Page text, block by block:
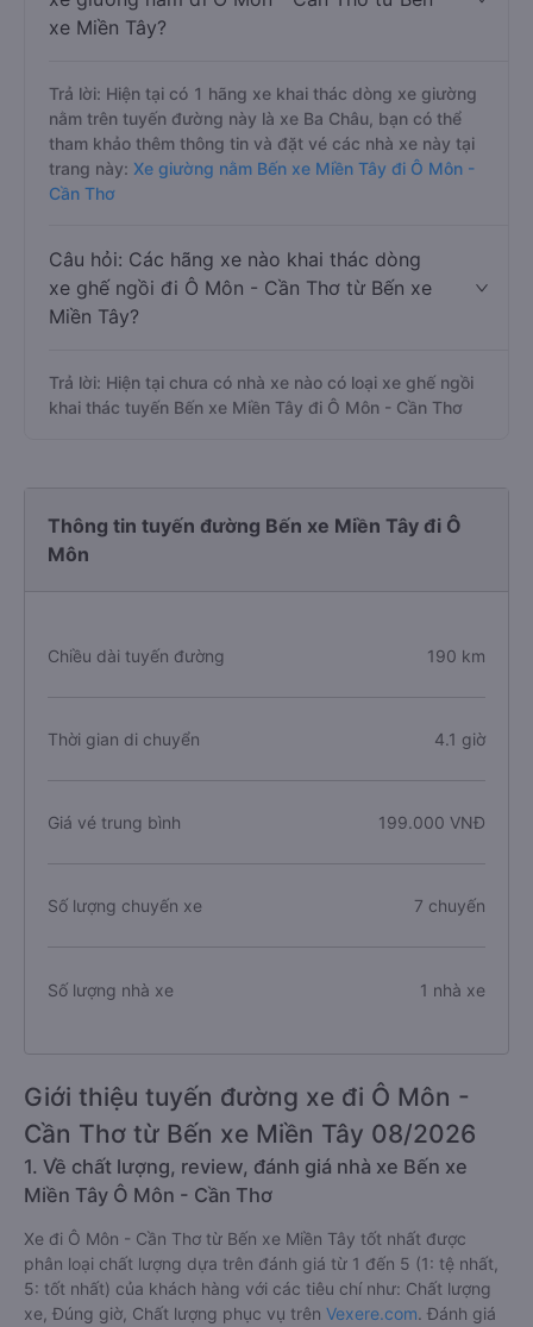
xe Miền Tây?
Trả lời: Hiện tại có 1 hãng xe khai thác dòng xe giường
nằm trên tuyến đường này là xe Ba Châu, bạn có thể
tham khảo thêm thông tin và đặt vé các nhà xe này tại
trang này: Xe giường nằm Bến xe Miền Tây đi Ô Môn -
Cần Thơ
Câu hỏi: Các hãng xe nào khai thác dòng
xe ghế ngồi đi Ô Môn - Cần Thơ từ Bến xe
Miền Tây?
Trả lời: Hiện tại chưa có nhà xe nào có loại xe ghế ngồi
khai thác tuyến Bến xe Miền Tây đi Ô Môn - Cần Thơ
Thông tin tuyến đường Bến xe Miền Tây đi Ô
Môn
Chiều dài tuyến đường 190 km
Thời gian di chuyển 4.1 giờ
Giá vé trung bình 199.000 VNĐ
Số lượng chuyến xe 7 chuyến
Số lượng nhà xe 1 nhà xe
Giới thiệu tuyến đường xe đi Ô Môn -
Cần Thơ từ Bến xe Miền Tây 08/2026
1. Về chất lượng, review, đánh giá nhà xe Bến xe
Miền Tây Ô Môn - Cần Thơ
Xe đi Ô Môn - Cần Thơ từ Bến xe Miền Tây tốt nhất được
phân loại chất lượng dựa trên đánh giá từ 1 đến 5 (1: tệ nhất,
5: tốt nhất) của khách hàng với các tiêu chí như: Chất lượng
xe, Đúng giờ, Chất lượng phục vụ trên Vexere.com. Đánh giá